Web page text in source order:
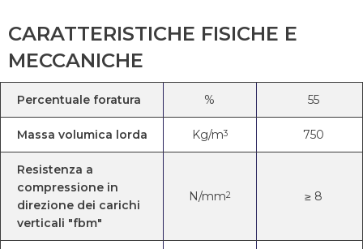
CARATTERISTICHE FISICHE E
MECCANICHE
Percentuale foratura % 55
Massa volumica lorda Kg/m3 750
Resistenza a
compressione in
direzione dei carichi
verticali "fbm"
N/mm2 ≥ 8